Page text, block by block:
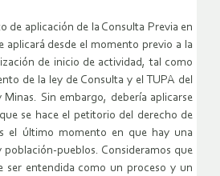
de aplicación de la Consulta Previa en
aplicará desde el momento previo a la
de inicio de actividad, tal como
de la ley de Consulta y el TUPA del
Sin embargo, debería aplicarse
se hace el petitorio del derecho de
el último momento en que hay una
pueblos. Consideramos que
ser entendida como un proceso y un